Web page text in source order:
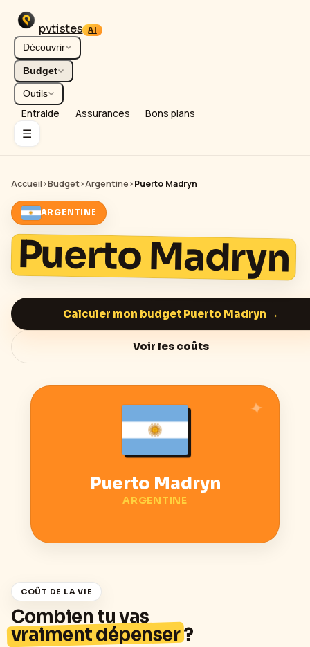
pvtistes AI
Découvrir
Budget
Outils
Entraide Assurances Bons plans
☰
Accueil›Budget›Argentine›Puerto Madryn
ARGENTINE
Puerto Madryn
Calculer mon budget Puerto Madryn →
Voir les coûts
Puerto Madryn
ARGENTINE
COÛT DE LA VIE
Combien tu vas
vraiment dépenser?